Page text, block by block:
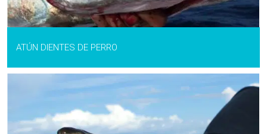
ATÚN DIENTES DE PERRO